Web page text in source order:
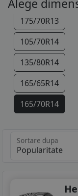
Alege
175/70R13
105/70R14
135/80R14
165/65R14
165/70R14
185/60R14
Sortare dupa